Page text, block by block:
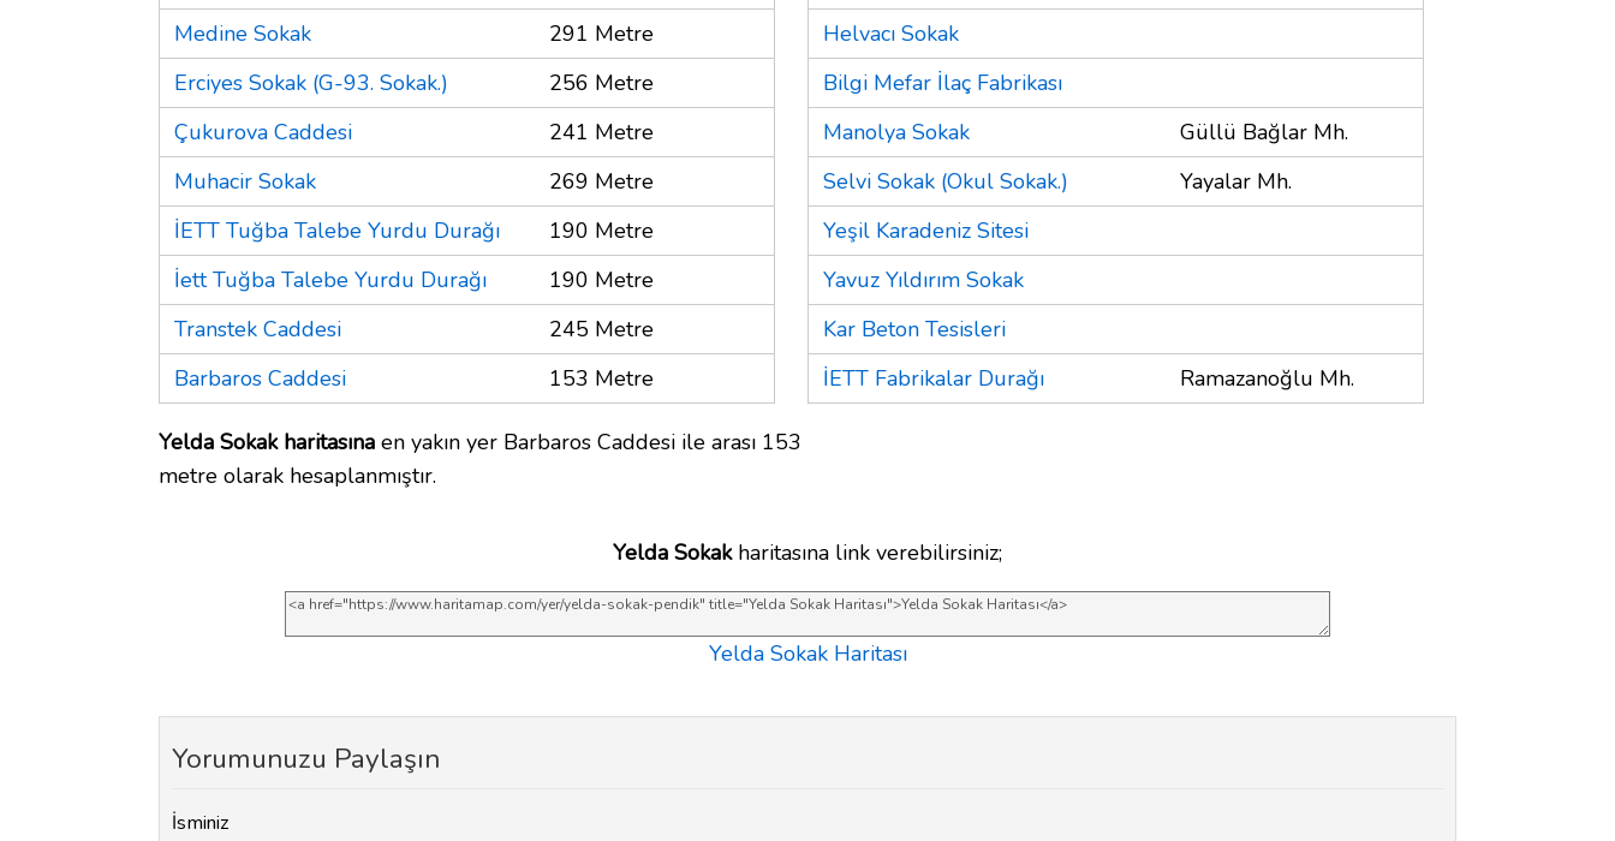
Medine Sokak
291 Metre
Erciyes Sokak (G-93. Sokak.)
256 Metre
Çukurova Caddesi
241 Metre
Muhacir Sokak
269 Metre
İETT Tuğba Talebe Yurdu Durağı
190 Metre
İett Tuğba Talebe Yurdu Durağı
190 Metre
Transtek Caddesi
245 Metre
Barbaros Caddesi
153 Metre
Yelda Sokak haritasına en yakın yer Barbaros Caddesi ile arası 153
metre olarak hesaplanmıştır.
Helvacı Sokak
Bilgi Mefar İlaç Fabrikası
Manolya Sokak
Güllü Bağlar Mh.
Selvi Sokak (Okul Sokak.)
Yayalar Mh.
Yeşil Karadeniz Sitesi
Yavuz Yıldırım Sokak
Kar Beton Tesisleri
İETT Fabrikalar Durağı
Ramazanoğlu Mh.
Yelda Sokakharitasına link verebilirsiniz;
Yelda Sokak Haritası
Yorumunuzu Paylaşın
İsminiz